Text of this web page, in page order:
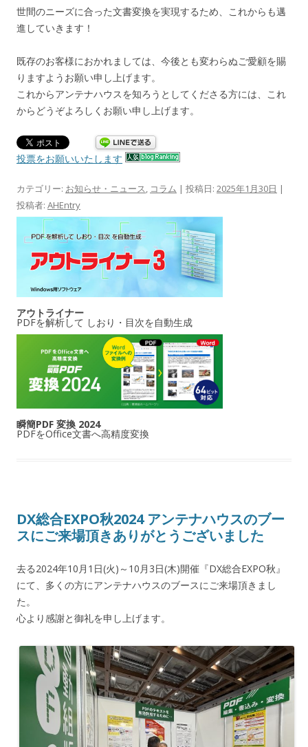
世間のニーズに合った文書変換を実現するため、これからも邁
進していきます！
既存のお客様におかれましては、今後とも変わらぬご愛顧を賜
りますようお願い申し上げます。
これからアンテナハウスを知ろうとしてくださる方には、これ
からどうぞよろしくお願い申し上げます。
投票をお願いいたします
カテゴリー: お知らせ・ニュース, コラム | 投稿日: 2025年1月30日 |
投稿者: AHEntry
アウトライナー
PDFを解析して しおり・目次を自動生成
瞬簡PDF 変換 2024
PDFをOffice文書へ高精度変換
DX総合EXPO秋2024 アンテナハウスのブー
スにご来場頂きありがとうございました
去る2024年10月1日(火)～10月3日(木)開催『DX総合EXPO秋』
にて、多くの方にアンテナハウスのブースにご来場頂きまし
た。
心より感謝と御礼を申し上げます。